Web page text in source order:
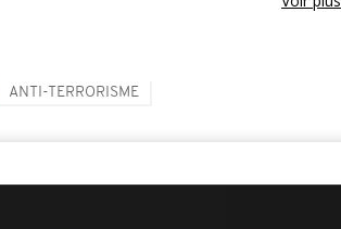
ANTI-TERRORISME